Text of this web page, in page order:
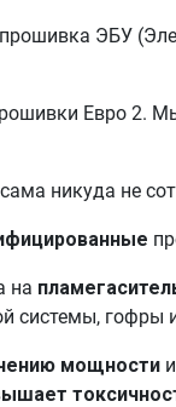
ЭБУ
Евро 2.
никуда не
на
системы, гофры
мощности